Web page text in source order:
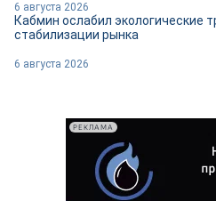
6 августа 2026
Кабмин ослабил экологические
стабилизации рынка
6 августа 2026
РЕКЛАМА